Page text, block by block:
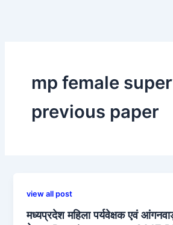
mp female
previous paper
view all post
मध्यप्रदेश महिला पर्यवेक्षक एवं